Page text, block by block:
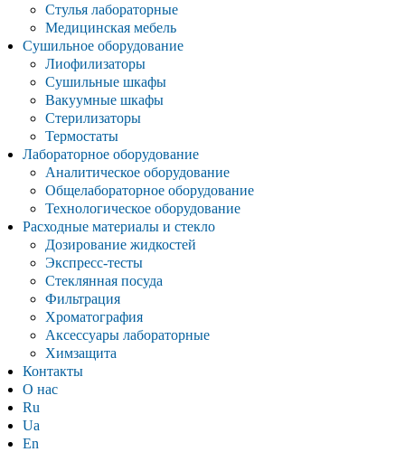
Стулья лабораторные
Медицинская мебель
Сушильное оборудование
Лиофилизаторы
Сушильные шкафы
Вакуумные шкафы
Стерилизаторы
Термостаты
Лабораторное оборудование
Аналитическое оборудование
Общелабораторное оборудование
Технологическое оборудование
Расходные материалы и стекло
Дозирование жидкостей
Экспресс-тесты
Стеклянная посуда
Фильтрация
Хроматография
Аксессуары лабораторные
Химзащита
Контакты
О нас
Ru
Ua
En